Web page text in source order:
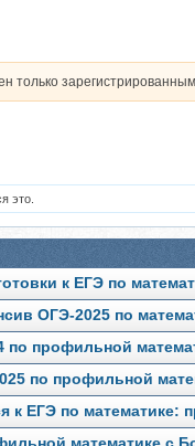
только
это.
к ЕГЭ по
ОГЭ-2025 по
профильной
по профильной
к ЕГЭ по